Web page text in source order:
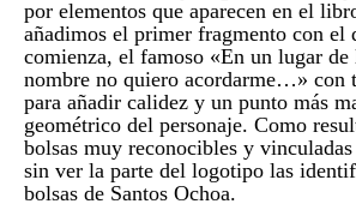
por elementos que aparecen en el
añadimos el primer fragmento con el
comienza, el famoso «En un lugar
nombre no quiero acordarme…» con
para añadir calidez y un punto más
geométrico del personaje. Como
bolsas muy reconocibles y
sin ver la parte del logotipo las
bolsas de Santos Ochoa.